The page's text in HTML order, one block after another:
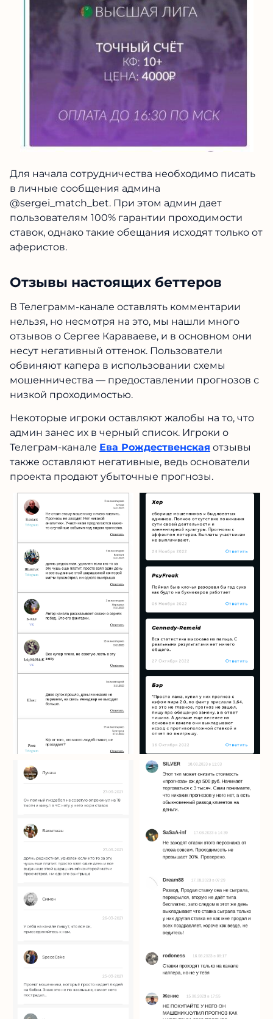
Для начала сотрудничества необходимо писать
в личные сообщения админа
@sergei_match_bet. При этом админ дает
пользователям 100% гарантии проходимости
ставок, однако такие обещания исходят только от
аферистов.
Отзывы настоящих беттеров
В Телеграмм-канале оставлять комментарии
нельзя, но несмотря на это, мы нашли много
отзывов о Сергее Караваеве, и в основном они
несут негативный оттенок. Пользователи
обвиняют капера в использовании схемы
мошенничества — предоставлении прогнозов с
низкой проходимостью.
Некоторые игроки оставляют жалобы на то, что
админ занес их в черный список. Игроки о
Телеграм-канале Ева Рождественская отзывы
также оставляют негативные, ведь основатели
проекта продают убыточные прогнозы.